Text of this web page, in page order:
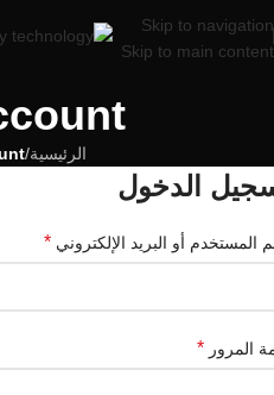
Skip to navigation
Skip to main content
الرئيسية/
الدخول
المستخدم أو البريد الإلكتروني *
المرور *